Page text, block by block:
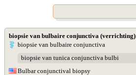
biopsie van bulbaire conjunctiva (verrichting)
biopsie van bulbaire conjunctiva
biopsie van tunica conjunctiva bulbi
Bulbar conjunctival biopsy